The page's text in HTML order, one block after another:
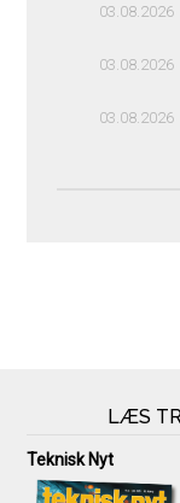
03.08.2026
03.08.2026
03.08.2026
LÆS
Teknisk Nyt